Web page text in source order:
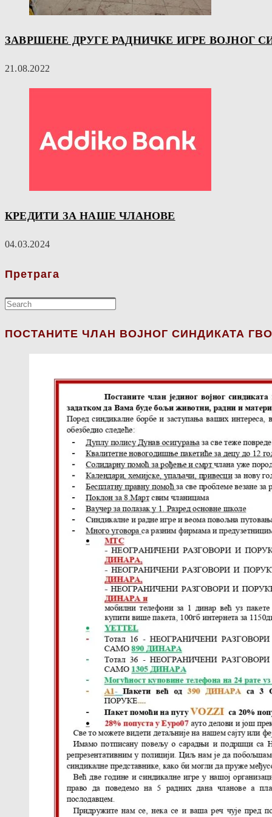
ЗАВРШЕНЕ ДРУГЕ РАДНИЧКЕ ИГРЕ ВОЈНОГ
21.08.2022
КРЕДИТИ ЗА НАШЕ ЧЛАНОВЕ
04.03.2024
Претрага
ПОСТАНИТЕ ЧЛАН ВОЈНОГ СИНДИКАТА